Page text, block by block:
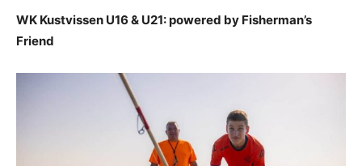
WK Kustvissen U16 & U21: powered by Fisherman’s
Friend